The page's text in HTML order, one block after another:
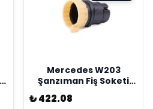
Mercedes W203
Şanzıman Fiş Soketi
Kostal Marka
A2035400253
₺ 422.08